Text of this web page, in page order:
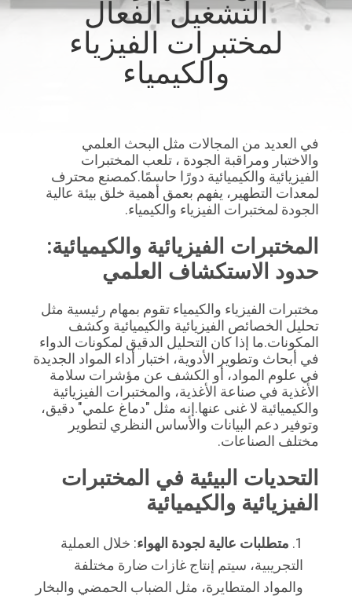
المصنع
اتصل
أخبار
الحالات
اطلب
عرض
أسعار
خريطة
الموقع
سياسة
الخصوصية
التشغيل الفعال
لمختبرات الفيزياء
والكيمياء
الجودة لمختبرات الفيزياء والكيمياء.
حدود الاستكشاف العلمي
مختلف الصناعات.
الفيزيائية والكيميائية
متطلبات عالية لجودة الهواء: خلال العملية
التجريبية، سيتم إنتاج غازات ضارة مختلفة
والمواد المتطايرة، مثل الضباب الحمضي والبخار